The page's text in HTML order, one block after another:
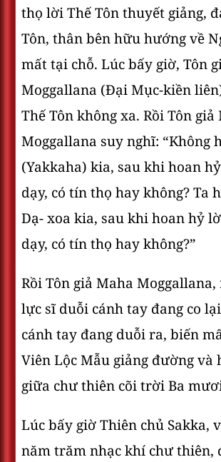
thọ lời Thế Tôn thuyết giảng,
Tôn, thân bên hữu hướng về
mất tại chỗ. Lúc bấy giờ, Tôn
Moggallana (Ðại Mục-kiền
Thế Tôn không xa. Rồi Tôn giả
Moggallana suy nghĩ: “Không
(Yakkaha) kia, sau khi hoan
dạy, có tín thọ hay không? Ta
Dạ- xoa kia, sau khi hoan hỷ
dạy, có tín thọ hay không?”
Rồi Tôn giả Maha
lực sĩ duỗi cánh tay đang co
cánh tay đang duỗi ra, biến
Viên Lộc Mẫu giảng đường và
giữa chư thiên cõi trời Ba
Lúc bấy giờ Thiên chủ Sakka,
năm trăm nhạc khí chư thiên,